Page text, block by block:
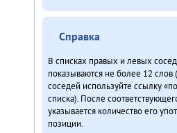
Справка
В списках правых и левых
показываются не более 12 слов
соседей используйте ссылку
списка). После
указывается количество его
позиции.